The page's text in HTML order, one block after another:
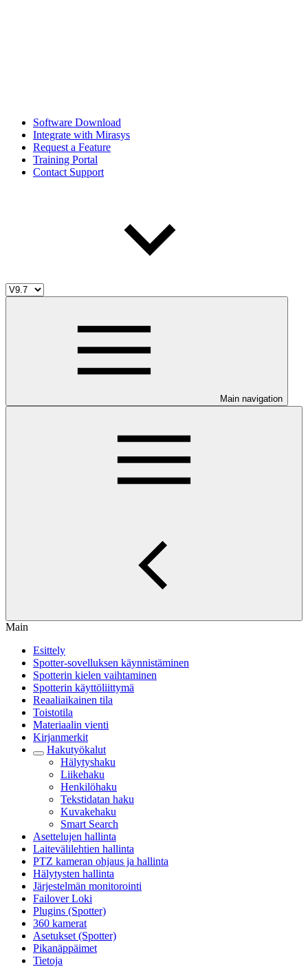
Software Download
Integrate with Mirasys
Request a Feature
Training Portal
Contact Support
Main navigation
Main
Esittely
Spotter-sovelluksen käynnistäminen
Spotterin kielen vaihtaminen
Spotterin käyttöliittymä
Reaaliaikainen tila
Toistotila
Materiaalin vienti
Kirjanmerkit
Hakutyökalut
Hälytyshaku
Liikehaku
Henkilöhaku
Tekstidatan haku
Kuvakehaku
Smart Search
Asettelujen hallinta
Laitevälilehtien hallinta
PTZ kameran ohjaus ja hallinta
Hälytysten hallinta
Järjestelmän monitorointi
Failover Loki
Plugins (Spotter)
360 kamerat
Asetukset (Spotter)
Pikanäppäimet
Tietoja